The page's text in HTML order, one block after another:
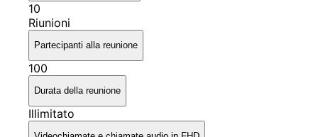
10
Riunioni
Partecipanti alla reunione
100
Durata della reunione
Illimitato